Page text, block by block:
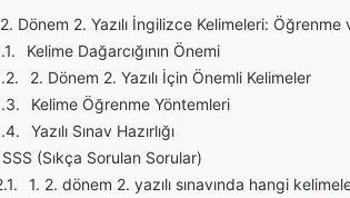
2. Dönem 2. Yazılı İngilizce Kelimeleri:
Kelime Dağarcığının Önemi
2. Dönem 2. Yazılı İçin Önemli Kelimeler
Kelime Öğrenme Yöntemleri
Yazılı Sınav Hazırlığı
SSS (Sıkça Sorulan Sorular)
1. 2. dönem 2. yazılı sınavında hangi